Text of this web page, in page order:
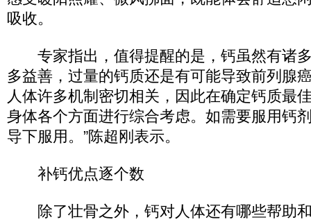
吸收。
专家指出，值得提醒的是，钙虽然有诸
多益善，过量的钙质还是有可能导致前列腺
人体许多机制密切相关，因此在确定钙质最
身体各个方面进行综合考虑。如需要服用钙
导下服用。”陈超刚表示。
补钙优点逐个数
除了壮骨之外，钙对人体还有哪些帮助